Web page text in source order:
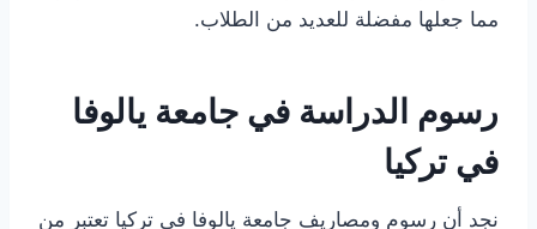
مما جعلها مفضلة للعديد من الطلاب.
رسوم الدراسة في جامعة يالوفا
في تركيا
نجد أن رسوم ومصاريف جامعة يالوفا فى تركيا تعتبر من